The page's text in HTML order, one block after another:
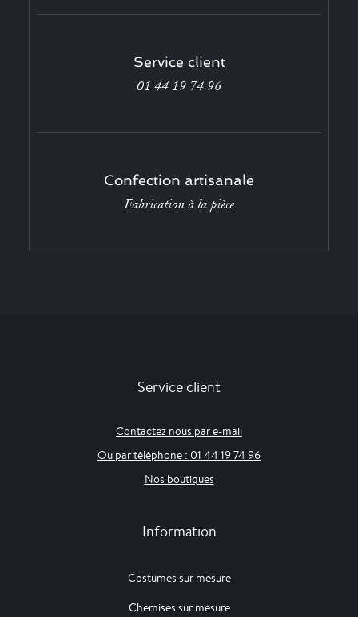
Service client
01 44 19 74 96
Confection artisanale
Fabrication à la pièce
Service client
Contactez nous par e-mail
Ou par téléphone : 01 44 19 74 96
Nos boutiques
Information
Costumes sur mesure
Chemises sur mesure